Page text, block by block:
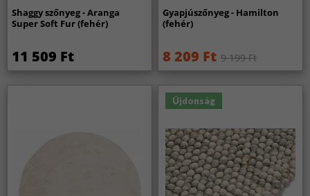
Shaggy szőnyeg - Aranga
Super Soft Fur (fehér)
11 509 Ft
Gyapjúszőnyeg - Hamilton
(fehér)
8 209 Ft 9 199 Ft
Újdonság